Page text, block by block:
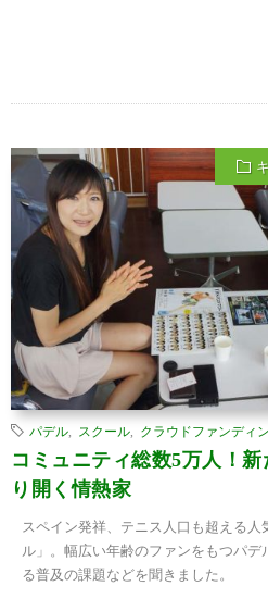
パデル スクール クラウドファンディ
コミュニティ総数5万人！
り開く情熱家
スペイン発祥、テニス人口も超える
ル」。幅広い年齢のファンをもつパ
る普及の課題などを聞きました。